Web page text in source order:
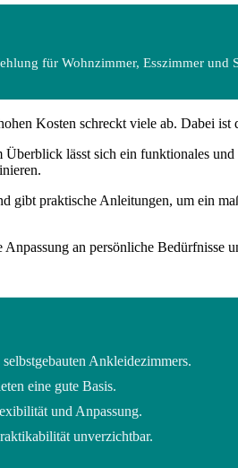
für Wohnzimmer, Esszimmer und
Kosten schreckt viele ab. Dabei
lässt sich ein funktionales
gibt praktische Anleitungen, um ein
an persönliche
Ankleidezimmers.
eine gute Basis.
und Anpassung.
unverzichtbar.